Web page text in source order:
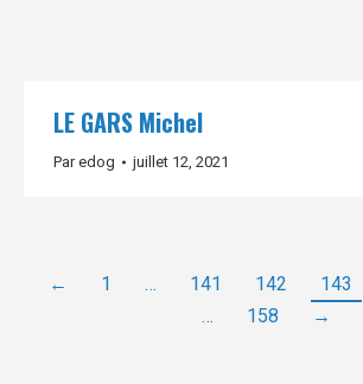
LE GARS Michel
Paredog juillet 12, 2021
← 1 … 141 142 143
…
158 →